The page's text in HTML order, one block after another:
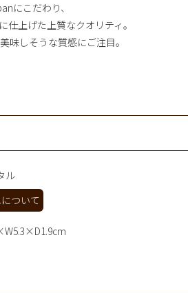
にこだわり、
仕上げた上質なクオリティ。
味しそうな質感にご注目。
ル
ついて